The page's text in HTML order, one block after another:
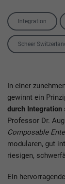
Categories
Integration
TagScheer
In einer
gewinnt ein
durch
Professor Dr.
Composable
modularen, gut
riesigen,
Ein